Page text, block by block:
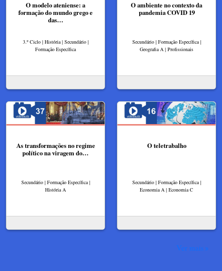
O modelo ateniense: a
formação do mundo grego e
das…
3.º Ciclo | História | Secundário |
Formação Específica
O ambiente no contexto da
pandemia COVID 19
Secundário | Formação Específica |
Geografia A | Profissionais
As transformações no regime
político na viragem do…
Secundário | Formação Específica |
História A
O teletrabalho
Secundário | Formação Específica |
Economia A | Economia C
Ver mais